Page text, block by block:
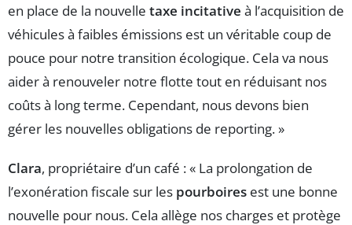
en place de la nouvelle taxe incitative à l’acquisition de
véhicules à faibles émissions est un véritable coup de
pouce pour notre transition écologique. Cela va nous
aider à renouveler notre flotte tout en réduisant nos
coûts à long terme. Cependant, nous devons bien
gérer les nouvelles obligations de reporting. »
Clara, propriétaire d’un café : « La prolongation de
l’exonération fiscale sur les pourboires est une bonne
nouvelle pour nous. Cela allège nos charges et protège